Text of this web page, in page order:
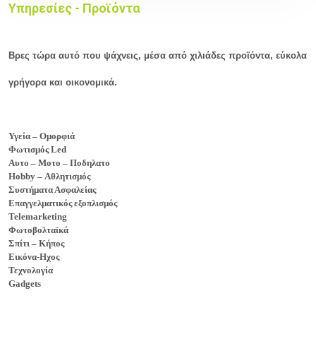
Υπηρεσίες - Προϊόντα
Βρες τώρα αυτό που ψάχνεις, μέσα από χιλιάδες προϊόντα, εύκολα
γρήγορα και οικονομικά.
Υγεία – Ομορφιά
Φωτισμός Led
Αυτο – Μοτο – Ποδηλατο
Hobby – Αθλητισμός
Συστήματα Ασφαλείας
Επαγγελματικός εξοπλισμός
Telemarketing
Φωτοβολταϊκά
Σπίτι – Κήπος
Εικόνα-Ηχος
Τεχνολογία
Gadgets